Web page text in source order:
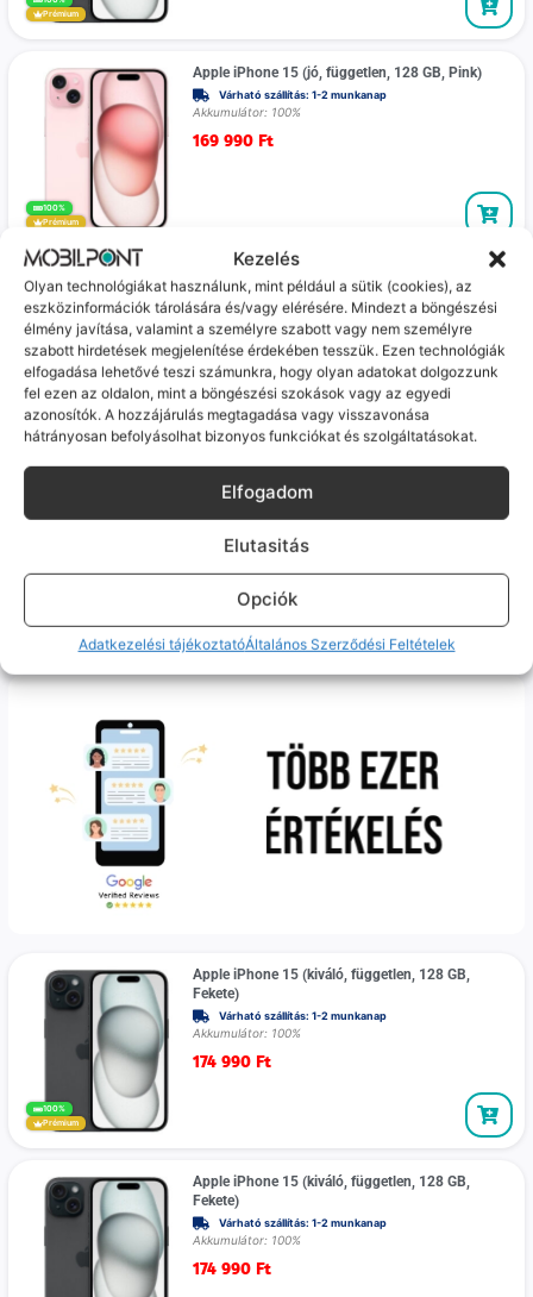
Kezelés
Olyan technológiákat használunk, mint például a sütik (cookies), az
eszközinformációk tárolására és/vagy elérésére. Mindezt a böngészési
élmény javítása, valamint a személyre szabott vagy nem személyre
szabott hirdetések megjelenítése érdekében tesszük. Ezen technológiák
elfogadása lehetővé teszi számunkra, hogy olyan adatokat dolgozzunk
fel ezen az oldalon, mint a böngészési szokások vagy az egyedi
azonosítók. A hozzájárulás megtagadása vagy visszavonása
hátrányosan befolyásolhat bizonyos funkciókat és szolgáltatásokat.
Elfogadom
Elutasitás
Opciók
Adatkezelési tájékoztatóÁltalános Szerződési Feltételek
Prémium
100%
Prémium
Apple iPhone 15 (jó, független, 128 GB, Pink)
Várható szállítás: 1-2 munkanap
Akkumulátor: 100%
169 990 Ft
100%
Prémium
Apple iPhone 15 (kiváló, független, 128 GB,
Fekete)
Várható szállítás: 1-2 munkanap
Akkumulátor: 100%
174 990Ft
100%
Apple iPhone 15 (kiváló, független, 128 GB,
Akkumulátor: 100%
174 990Ft
100%
Prémium
Apple iPhone 15 (kiváló, független, 128 GB,
Fekete)
Várható szállítás: 1-2 munkanap
Akkumulátor: 100%
174 990 Ft
Apple iPhone 15 (kiváló, független, 128 GB,
Fekete)
Várható szállítás: 1-2 munkanap
Akkumulátor: 100%
174 990 Ft